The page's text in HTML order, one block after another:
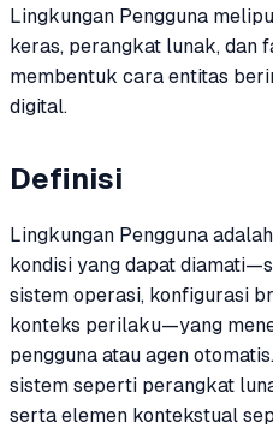
Lingkungan Pengguna
keras, perangkat lunak, dan
membentuk cara entitas
digital.
Definisi
Lingkungan Pengguna
kondisi yang dapat
sistem operasi, konfigurasi
konteks perilaku—yang
pengguna atau agen
sistem seperti perangkat
serta elemen kontekstual